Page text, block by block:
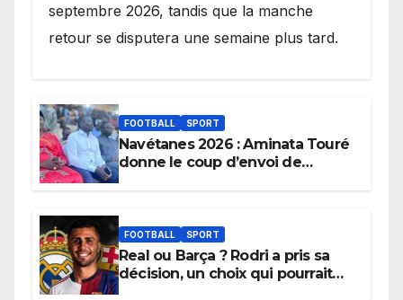
septembre 2026, tandis que la manche
retour se disputera une semaine plus tard.
FOOTBALL SPORT
Navétanes 2026 : Aminata Touré
donne le coup d’envoi de
apaisées.
FOOTBALL SPORT
Real ou Barça ? Rodri a pris sa
décision, un choix qui pourrait